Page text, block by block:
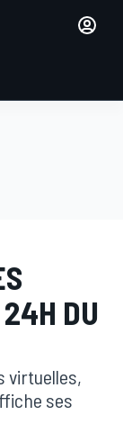
DU
virtuelles,
ses